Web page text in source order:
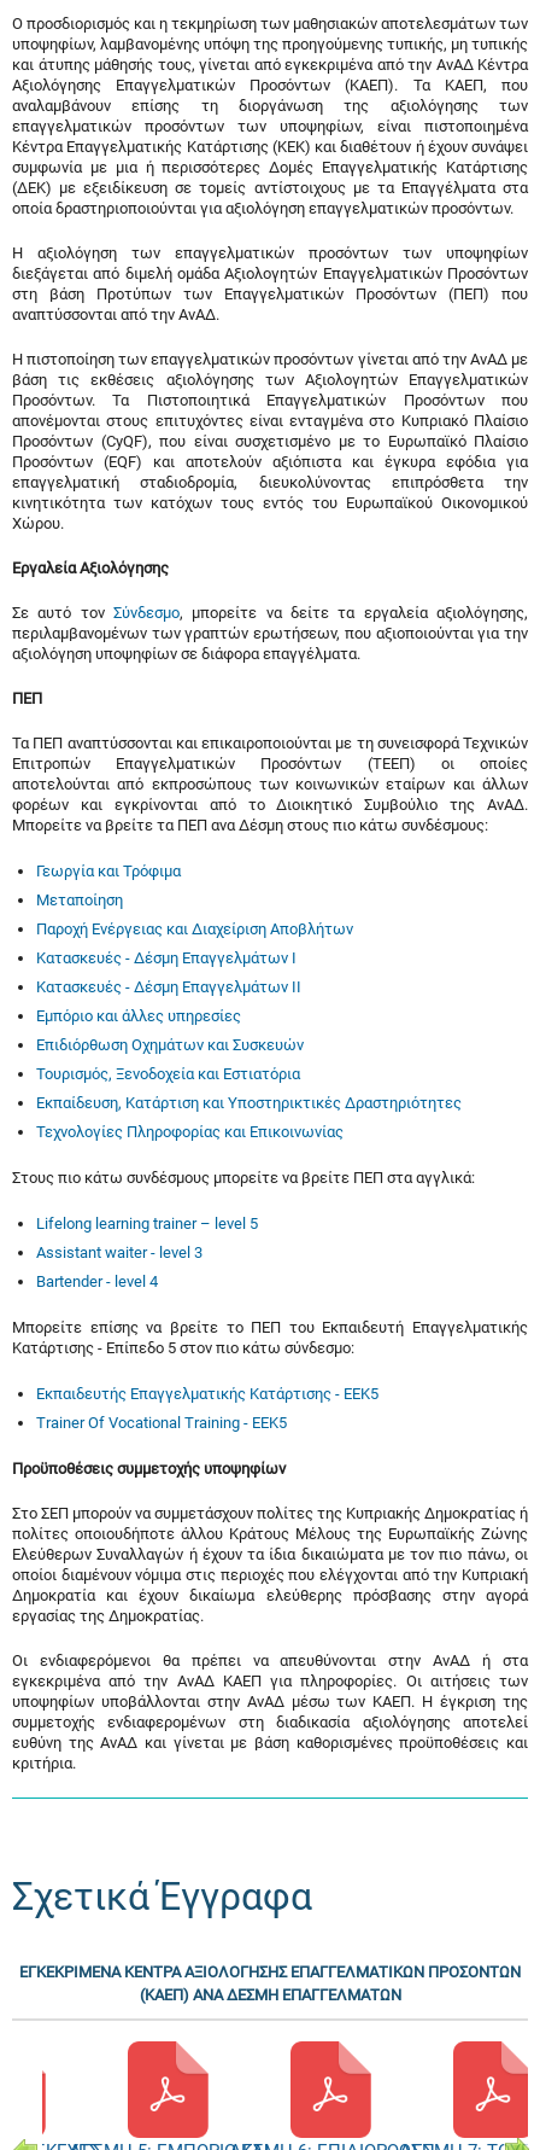
Ο προσδιορισμός και η τεκμηρίωση των μαθησιακών αποτελεσμάτων των
υποψηφίων, λαμβανομένης υπόψη της προηγούμενης τυπικής, μη τυπικής
και άτυπης μάθησής τους, γίνεται από εγκεκριμένα από την ΑνΑΔ Κέντρα
Αξιολόγησης Επαγγελματικών Προσόντων (ΚΑΕΠ). Τα ΚΑΕΠ, που
αναλαμβάνουν επίσης τη διοργάνωση της αξιολόγησης των
επαγγελματικών προσόντων των υποψηφίων, είναι πιστοποιημένα
Κέντρα Επαγγελματικής Κατάρτισης (ΚΕΚ) και διαθέτουν ή έχουν συνάψει
συμφωνία με μια ή περισσότερες Δομές Επαγγελματικής Κατάρτισης
(ΔΕΚ) με εξειδίκευση σε τομείς αντίστοιχους με τα Επαγγέλματα στα
οποία δραστηριοποιούνται για αξιολόγηση επαγγελματικών προσόντων.
Η αξιολόγηση των επαγγελματικών προσόντων των υποψηφίων
διεξάγεται από διμελή ομάδα Αξιολογητών Επαγγελματικών Προσόντων
στη βάση Προτύπων των Επαγγελματικών Προσόντων (ΠΕΠ) που
αναπτύσσονται από την ΑνΑΔ.
Η πιστοποίηση των επαγγελματικών προσόντων γίνεται από την ΑνΑΔ με
βάση τις εκθέσεις αξιολόγησης των Αξιολογητών Επαγγελματικών
Προσόντων. Τα Πιστοποιητικά Επαγγελματικών Προσόντων που
απονέμονται στους επιτυχόντες είναι ενταγμένα στο Κυπριακό Πλαίσιο
Προσόντων (CyQF), που είναι συσχετισμένο με το Ευρωπαϊκό Πλαίσιο
Προσόντων (EQF) και αποτελούν αξιόπιστα και έγκυρα εφόδια για
επαγγελματική σταδιοδρομία, διευκολύνοντας επιπρόσθετα την
κινητικότητα των κατόχων τους εντός του Ευρωπαϊκού Οικονομικού
Χώρου.
Εργαλεία Αξιολόγησης
Σε αυτό τον Σύνδεσμο, μπορείτε να δείτε τα εργαλεία αξιολόγησης,
περιλαμβανομένων των γραπτών ερωτήσεων, που αξιοποιούνται για την
αξιολόγηση υποψηφίων σε διάφορα επαγγέλματα.
ΠΕΠ
Τα ΠΕΠ αναπτύσσονται και επικαιροποιούνται με τη συνεισφορά Τεχνικών
Επιτροπών Επαγγελματικών Προσόντων (ΤΕΕΠ) οι οποίες
αποτελούνται από εκπροσώπους των κοινωνικών εταίρων και άλλων
φορέων και εγκρίνονται από το Διοικητικό Συμβούλιο της ΑνΑΔ.
Μπορείτε να βρείτε τα ΠΕΠ ανα Δέσμη στους πιο κάτω συνδέσμους:
Γεωργία και Τρόφιμα
Μεταποίηση
Παροχή Ενέργειας και Διαχείριση Αποβλήτων
Κατασκευές - Δέσμη Επαγγελμάτων Ι
Κατασκευές - Δέσμη Επαγγελμάτων ΙΙ
Εμπόριο και άλλες υπηρεσίες
Επιδιόρθωση Οχημάτων και Συσκευών
Τουρισμός, Ξενοδοχεία και Εστιατόρια
Εκπαίδευση, Κατάρτιση και Υποστηρικτικές Δραστηριότητες
Τεχνολογίες Πληροφορίας και Επικοινωνίας
Στους πιο κάτω συνδέσμους μπορείτε να βρείτε ΠΕΠ στα αγγλικά:
Lifelong learning trainer – level 5
Assistant waiter - level 3
Bartender - level 4
Μπορείτε επίσης να βρείτε το ΠΕΠ του Εκπαιδευτή Επαγγελματικής
Κατάρτισης - Επίπεδο 5 στον πιο κάτω σύνδεσμο:
Εκπαιδευτής Επαγγελματικής Κατάρτισης - ΕΕΚ5
Trainer Of Vocational Training - EEK5
Προϋποθέσεις συμμετοχής υποψηφίων
Στο ΣΕΠ μπορούν να συμμετάσχουν πολίτες της Κυπριακής Δημοκρατίας ή
πολίτες οποιουδήποτε άλλου Κράτους Μέλους της Ευρωπαϊκής Ζώνης
Ελεύθερων Συναλλαγών ή έχουν τα ίδια δικαιώματα με τον πιο πάνω, οι
οποίοι διαμένουν νόμιμα στις περιοχές που ελέγχονται από την Κυπριακή
Δημοκρατία και έχουν δικαίωμα ελεύθερης πρόσβασης στην αγορά
εργασίας της Δημοκρατίας.
Οι ενδιαφερόμενοι θα πρέπει να απευθύνονται στην ΑνΑΔ ή στα
εγκεκριμένα από την ΑνΑΔ ΚΑΕΠ για πληροφορίες. Οι αιτήσεις των
υποψηφίων υποβάλλονται στην ΑνΑΔ μέσω των ΚΑΕΠ. Η έγκριση της
συμμετοχής ενδιαφερομένων στη διαδικασία αξιολόγησης αποτελεί
ευθύνη της ΑνΑΔ και γίνεται με βάση καθορισμένες προϋποθέσεις και
κριτήρια.
Σχετικά Έγγραφα
ΕΓΚΕΚΡΙΜΕΝΑ ΚΕΝΤΡΑ ΑΞΙΟΛΟΓΗΣΗΣ ΕΠΑΓΓΕΛΜΑΤΙΚΩΝ ΠΡΟΣΟΝΤΩΝ
(ΚΑΕΠ) ΑΝΑ ΔΕΣΜΗ ΕΠΑΓΓΕΛΜΑΤΩΝ